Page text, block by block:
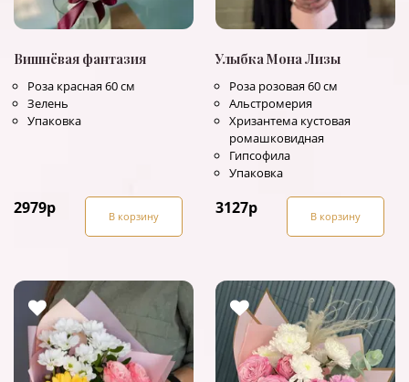
Вишнёвая фантазия
Роза красная 60 см
Зелень
Упаковка
2979р В корзину
Улыбка Мона Лизы
Роза розовая 60 см
Альстромерия
Хризантема кустовая
ромашковидная
Гипсофила
Упаковка
3127р В корзину